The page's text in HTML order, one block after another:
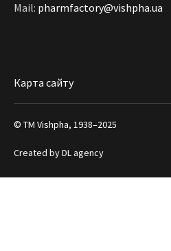
Mail: pharmfactory@vishpha.ua
Карта сайту
© ТМ Vishpha, 1938–2025
Created byDL agency